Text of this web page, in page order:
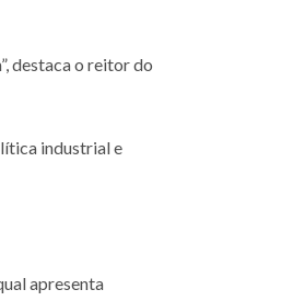
destaca o reitor do
industrial e
apresenta